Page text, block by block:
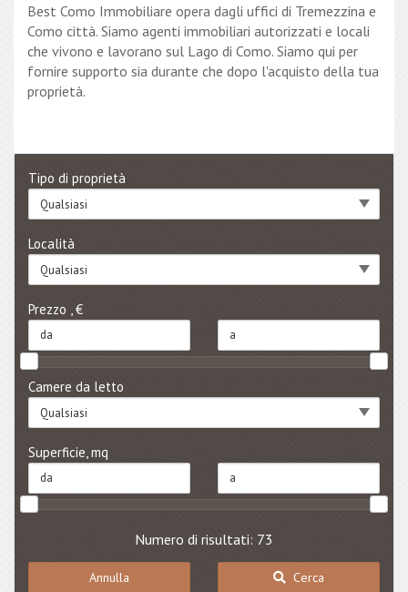
Best Como Immobiliare opera dagli uffici di Tremezzina e
Como città. Siamo agenti immobiliari autorizzati e locali
che vivono e lavorano sul Lago di Como. Siamo qui per
fornire supporto sia durante che dopo l'acquisto della tua
proprietà.
Tipo di proprietà
Qualsiasi
Località
Qualsiasi
Prezzo , €
Camere da letto
Qualsiasi
Superficie, mq
Numero di risultati: 73
Annulla Cerca